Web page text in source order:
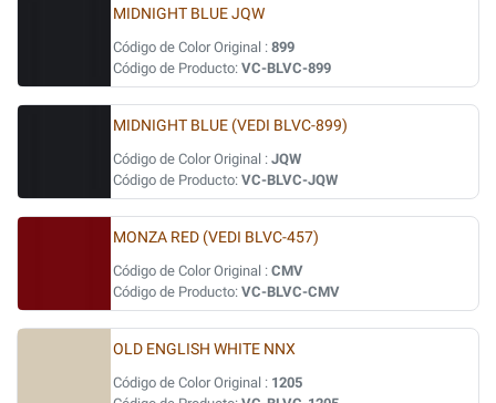
MIDNIGHT BLUE JQW
Código de Color Original : 899
Código de Producto: VC-BLVC-899
MIDNIGHT BLUE (VEDI BLVC-899)
Código de Color Original : JQW
Código de Producto: VC-BLVC-JQW
MONZA RED (VEDI BLVC-457)
Código de Color Original : CMV
Código de Producto: VC-BLVC-CMV
OLD ENGLISH WHITE NNX
Código de Color Original : 1205